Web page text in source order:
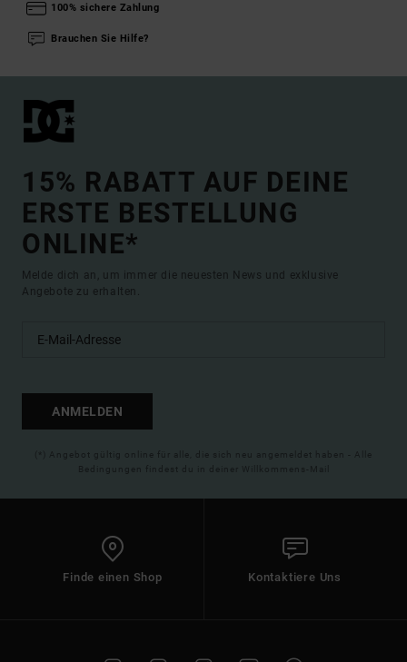
100% sichere Zahlung
Brauchen Sie Hilfe?
15% RABATT AUF DEINE
ERSTE BESTELLUNG
ONLINE*
Melde dich an, um immer die neuesten News und exklusive
Angebote zu erhalten.
ANMELDEN
(*) Angebot gültig online für alle, die sich neu angemeldet haben - Alle
Bedingungen findest du in deiner Willkommens-Mail
Finde einen Shop Kontaktiere Uns